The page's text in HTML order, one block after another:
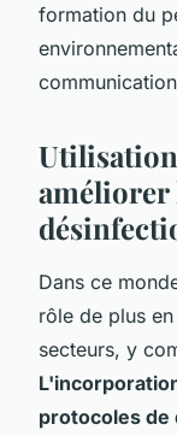
formation du
améliorer
Dans ce
rôle de plus
secteurs, y
protocoles